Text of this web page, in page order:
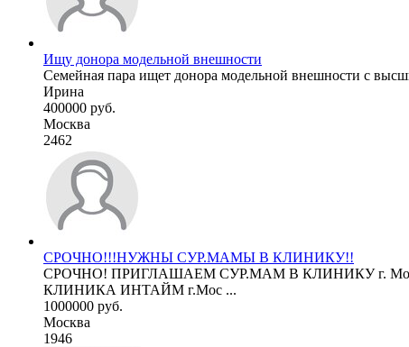
Ищу донора модельной внешности
Семейная пара ищет донора модельной внешности с
Ирина
400000 руб.
Москва
2462
СРОЧНО!!!НУЖНЫ СУР.МАМЫ В КЛИНИКУ!!
СРОЧНО! ПРИГЛАШАЕМ СУР.МАМ В КЛИНИКУ г. Москва
КЛИНИКА ИНТАЙМ г.Мос ...
1000000 руб.
Москва
1946